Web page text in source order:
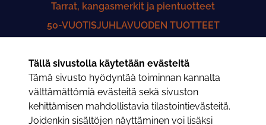
Tällä sivustolla käytetään evästeitä
Tämä sivusto hyödyntää toiminnan kannalta
välttämättömiä evästeitä sekä sivuston
kehittämisen mahdollistavia tilastointievästeitä.
Joidenkin sisältöjen näyttäminen voi lisäksi
Tarrat, kangasmerkit ja pientuotteet
50-VUOTISJUHLAVUODEN TUOTTEET
50-VUOTISHISTORIIKKI
Saunatuotteet